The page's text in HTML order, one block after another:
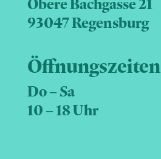
Obere Bachgasse 21
93047 Regensburg
Öffnungszeiten
Do – Sa
10 – 18 Uhr